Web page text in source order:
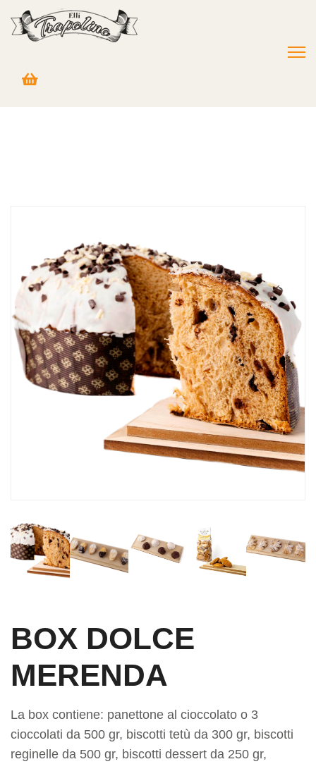
BOX DOLCE
MERENDA
La box contiene: panettone al cioccolato o 3
cioccolati da 500 gr, biscotti tetù da 300 gr, biscotti
reginelle da 500 gr, biscotti dessert da 250 gr,